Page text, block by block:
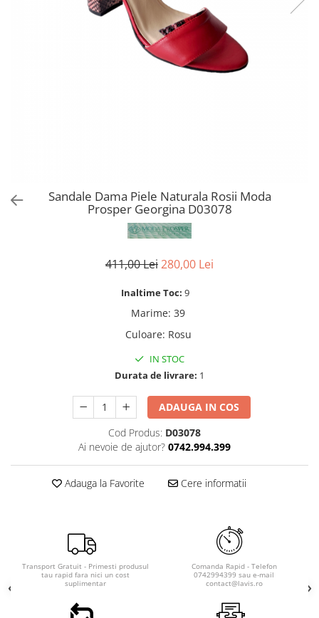
Sandale Dama Piele Naturala Rosii Moda
Prosper Georgina D03078
411,00 Lei280,00 Lei
Inaltime Toc: 9
Marime: 39
Culoare: Rosu
IN STOC
Durata de livrare: 1
ADAUGA IN COS
Cod Produs: D03078
Ai nevoie de ajutor? 0742.994.399
Adauga la Favorite Cere informatii
Transport Gratuit - Primesti produsul
tau rapid fara nici un cost
suplimentar
Comanda Rapid - Telefon
0742994399 sau e-mail
contact@lavis.ro